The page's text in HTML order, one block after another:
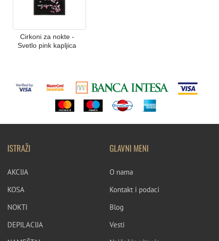
Cirkoni za nokte -
Svetlo pink kapljica
ISTRAŽI
AKCIJA
KOSA
NOKTI
DEPILACIJA
GLAVNI MENI
O nama
Kontakt i podaci
Blog
Vesti